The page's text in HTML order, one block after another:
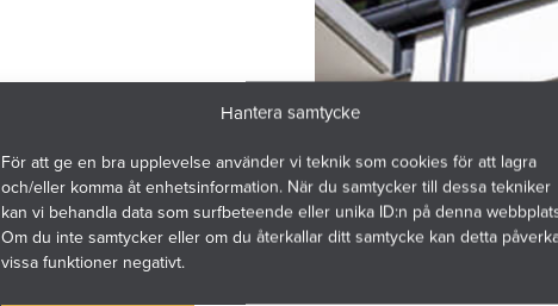
Hantera samtycke
För att ge en bra upplevelse använder vi teknik som cookies för att lagra
och/eller komma åt enhetsinformation. När du samtycker till dessa tekniker
kan vi behandla data som surfbeteende eller unika ID:n på denna
Om du inte samtycker eller om du återkallar ditt samtycke kan detta
vissa funktioner negativt.